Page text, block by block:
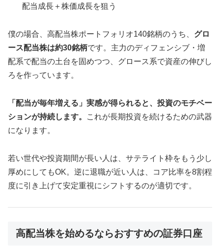
配当成長＋株価成長を狙う
僕の場合、高配当株ポートフォリオ140銘柄のうち、 グロ
ース配当株は約30銘柄です。主力のディフェンシブ・増
配系で配当の土台を固めつつ、グロース系で資産の伸びし
ろを作っています。
「配当が毎年増える」実感が得られると、投資のモチベー
ションが持続します。
これが長期投資を続けるための武器
になります。
若い世代や投資期間が長い人は、サテライト枠をもう少し
厚めにしてもOK。逆に退職が近い人は、コア比率を8割程
度に引き上げて安定重視にシフトするのが適切です。
高配当株を始めるならおすすめの証券口座